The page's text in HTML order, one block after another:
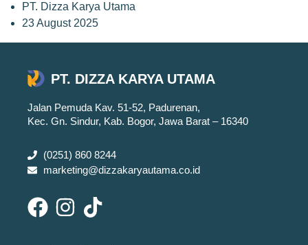
PT. Dizza Karya Utama
23 August 2025
PT. DIZZA KARYA UTAMA
Jalan Pemuda Kav. 51-52, Padurenan,
Kec. Gn. Sindur, Kab. Bogor, Jawa Barat – 16340
(0251) 860 8244
marketing@dizzakaryautama.co.id